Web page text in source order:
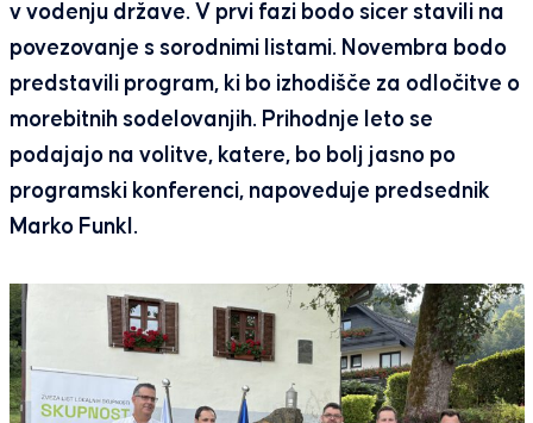
v vodenju države. V prvi fazi bodo sicer stavili na
povezovanje s sorodnimi listami. Novembra bodo
predstavili program, ki bo izhodišče za odločitve o
morebitnih sodelovanjih. Prihodnje leto se
podajajo na volitve, katere, bo bolj jasno po
programski konferenci, napoveduje predsednik
Marko Funkl.